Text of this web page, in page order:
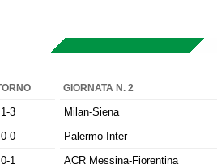
1-3
0-0
0-1
GIORNATA N. 2
Milan-Siena
Palermo-Inter
ACR Messina-Fiorentina